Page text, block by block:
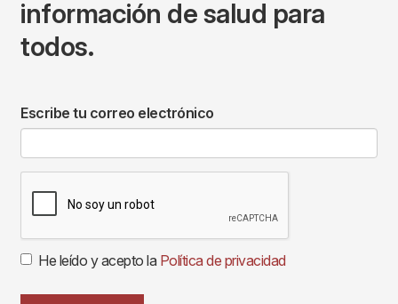
información de salud para
todos.
Escribe tu correo electrónico
He leído y acepto la Política de privacidad